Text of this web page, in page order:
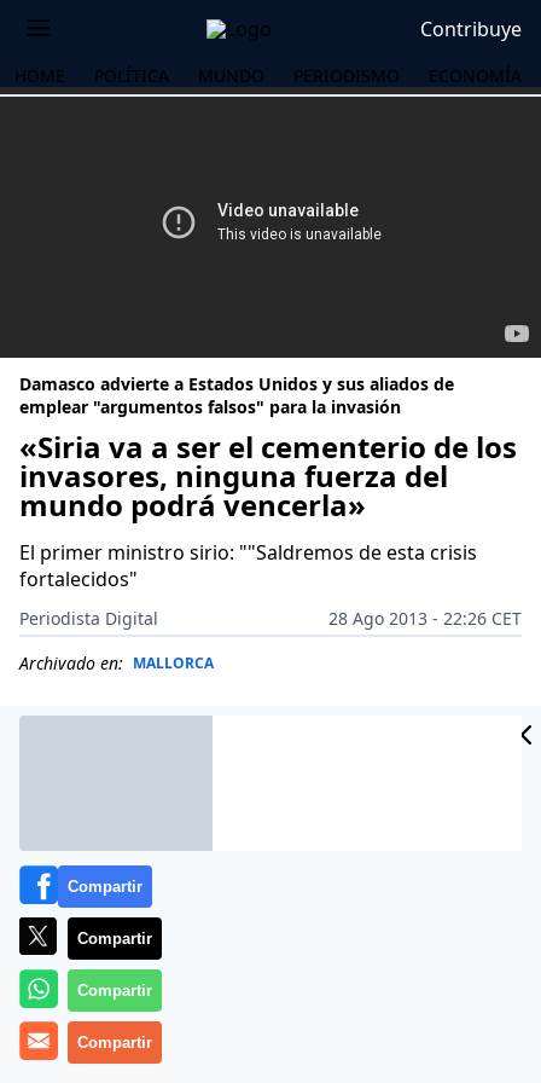
Contribuye
HOME POLÍTICA MUNDO PERIODISMO ECONOMÍA
Damasco advierte a Estados Unidos y sus aliados de
emplear "argumentos falsos" para la invasión
«Siria va a ser el cementerio de los
invasores, ninguna fuerza del
mundo podrá vencerla»
El primer ministro sirio: ""Saldremos de esta crisis
fortalecidos"
Periodista Digital
28 Ago 2013 - 22:26 CET
Archivado en: MALLORCA
El primer ministro sirio, Wael al Halqi, advirtió este
Compartir
Compartir
Compartir
Compartir